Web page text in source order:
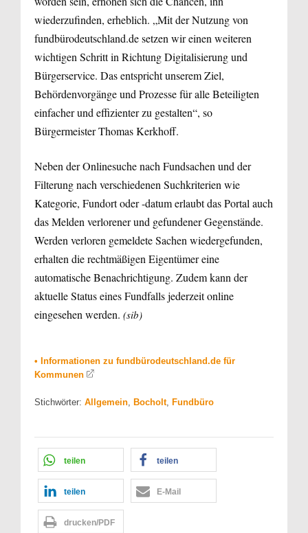
wiederzufinden, erheblich. „Mit der Nutzung von
fundbürodeutschland.de setzen wir einen weiteren
wichtigen Schritt in Richtung Digitalisierung und
Bürgerservice. Das entspricht unserem Ziel,
Behördenvorgänge und Prozesse für alle Beteiligten
einfacher und effizienter zu gestalten“, so
Bürgermeister Thomas Kerkhoff.
Neben der Onlinesuche nach Fundsachen und der
Filterung nach verschiedenen Suchkriterien wie
Kategorie, Fundort oder -datum erlaubt das Portal auch
das Melden verlorener und gefundener Gegenstände.
Werden verloren gemeldete Sachen wiedergefunden,
erhalten die rechtmäßigen Eigentümer eine
automatische Benachrichtigung. Zudem kann der
aktuelle Status eines Fundfalls jederzeit online
eingesehen werden. (sib)
• Informationen zu fundbürodeutschland.de für
Kommunen
Stichwörter: Allgemein Bocholt, Fundbüro
teilen teilen
teilen E-Mail
drucken/PDF